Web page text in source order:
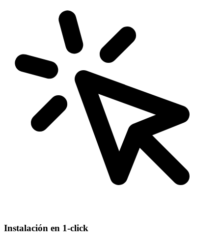
Instalación en 1-click